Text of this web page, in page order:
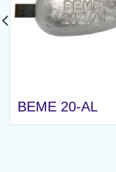
BEME 20-AL